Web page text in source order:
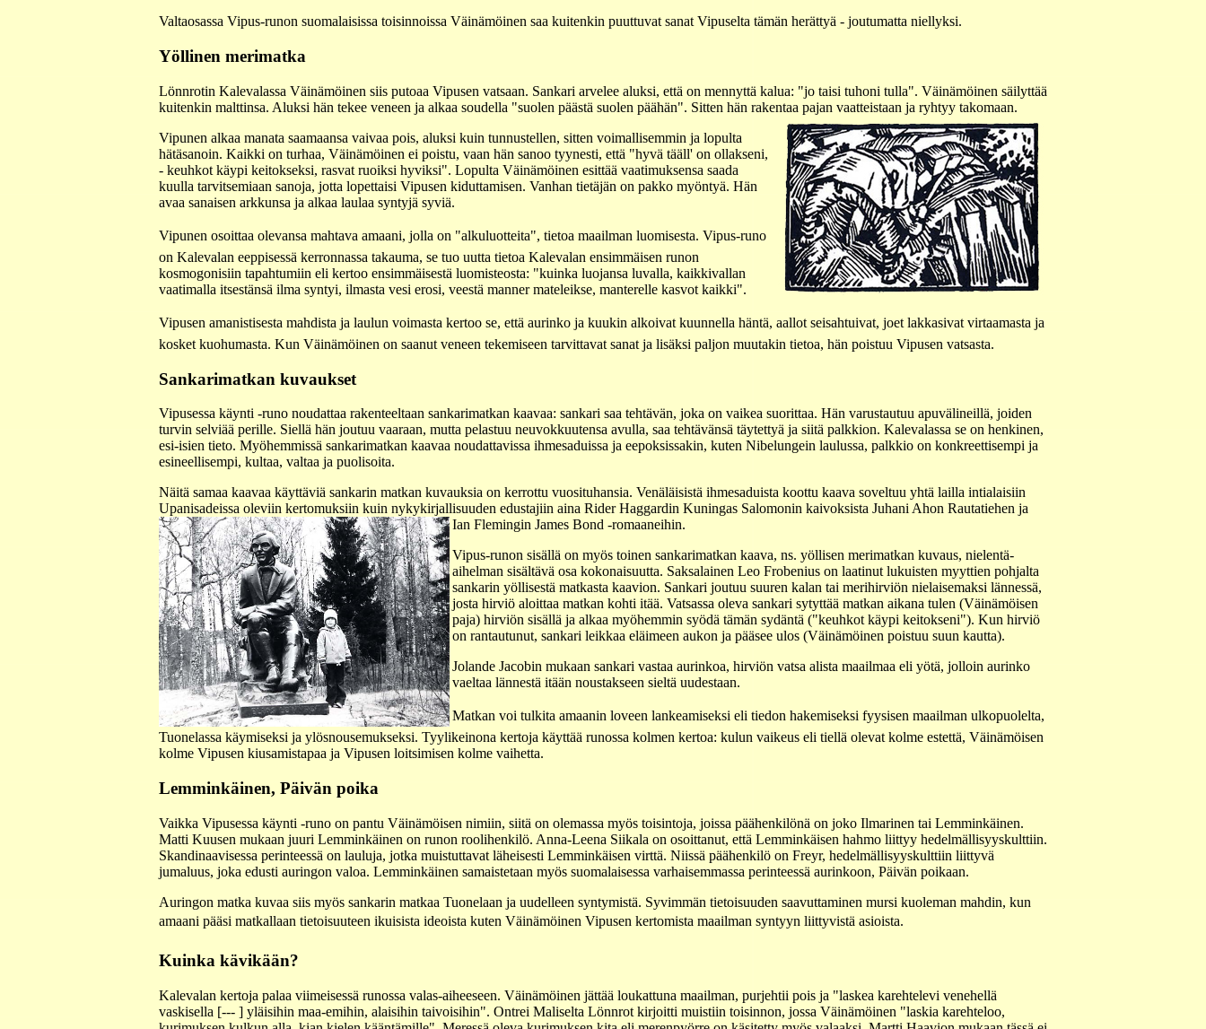
Valtaosassa Vipus-runon suomalaisissa toisinnoissa Väinämöinen saa kuitenkin puuttuvat sanat Vipuselta tämän herättyä - joutumatta niellyksi.
Yöllinen merimatka
Lönnrotin Kalevalassa Väinämöinen siis putoaa Vipusen vatsaan. Sankari arvelee aluksi, että on mennyttä kalua: "jo taisi tuhoni tulla". Väinämöinen säilyttää
kuitenkin malttinsa. Aluksi hän tekee veneen ja alkaa soudella "suolen päästä suolen päähän". Sitten hän rakentaa pajan vaatteistaan ja ryhtyy takomaan.
Vipunen alkaa manata saamaansa vaivaa pois, aluksi kuin tunnustellen, sitten voimallisemmin ja lopulta
hätäsanoin. Kaikki on turhaa, Väinämöinen ei poistu, vaan hän sanoo tyynesti, että "hyvä tääll' on ollakseni,
- keuhkot käypi keitokseksi, rasvat ruoiksi hyviksi". Lopulta Väinämöinen esittää vaatimuksensa saada
kuulla tarvitsemiaan sanoja, jotta lopettaisi Vipusen kiduttamisen. Vanhan tietäjän on pakko myöntyä. Hän
avaa sanaisen arkkunsa ja alkaa laulaa syntyjä syviä.
Vipunen osoittaa olevansa mahtava amaani, jolla on "alkuluotteita", tietoa maailman luomisesta. Vipus-runo
on Kalevalan eeppisessä kerronnassa takauma, se tuo uutta tietoa Kalevalan ensimmäisen runon
kosmogonisiin tapahtumiin eli kertoo ensimmäisestä luomisteosta: "kuinka luojansa luvalla, kaikkivallan
vaatimalla itsestänsä ilma syntyi, ilmasta vesi erosi, veestä manner mateleikse, manterelle kasvot kaikki".
Vipusen amanistisesta mahdista ja laulun voimasta kertoo se, että aurinko ja kuukin alkoivat kuunnella häntä, aallot seisahtuivat, joet lakkasivat virtaamasta ja
kosket kuohumasta. Kun Väinämöinen on saanut veneen tekemiseen tarvittavat sanat ja lisäksi paljon muutakin tietoa, hän poistuu Vipusen vatsasta.
Sankarimatkan kuvaukset
Vipusessa käynti -runo noudattaa rakenteeltaan sankarimatkan kaavaa: sankari saa tehtävän, joka on vaikea suorittaa. Hän varustautuu apuvälineillä, joiden
turvin selviää perille. Siellä hän joutuu vaaraan, mutta pelastuu neuvokkuutensa avulla, saa tehtävänsä täytettyä ja siitä palkkion. Kalevalassa se on henkinen,
esi-isien tieto. Myöhemmissä sankarimatkan kaavaa noudattavissa ihmesaduissa ja eepoksissakin, kuten Nibelungein laulussa, palkkio on konkreettisempi ja
esineellisempi, kultaa, valtaa ja puolisoita.
Näitä samaa kaavaa käyttäviä sankarin matkan kuvauksia on kerrottu vuosituhansia. Venäläisistä ihmesaduista koottu kaava soveltuu yhtä lailla intialaisiin
Upanisadeissa oleviin kertomuksiin kuin nykykirjallisuuden edustajiin aina Rider Haggardin Kuningas Salomonin kaivoksista Juhani Ahon Rautatiehen ja
Ian Flemingin James Bond -romaaneihin.
Vipus-runon sisällä on myös toinen sankarimatkan kaava, ns. yöllisen merimatkan kuvaus, nielentä-
aihelman sisältävä osa kokonaisuutta. Saksalainen Leo Frobenius on laatinut lukuisten myyttien pohjalta
sankarin yöllisestä matkasta kaavion. Sankari joutuu suuren kalan tai merihirviön nielaisemaksi lännessä,
josta hirviö aloittaa matkan kohti itää. Vatsassa oleva sankari sytyttää matkan aikana tulen (Väinämöisen
paja) hirviön sisällä ja alkaa myöhemmin syödä tämän sydäntä ("keuhkot käypi keitokseni"). Kun hirviö
on rantautunut, sankari leikkaa eläimeen aukon ja pääsee ulos (Väinämöinen poistuu suun kautta).
Jolande Jacobin mukaan sankari vastaa aurinkoa, hirviön vatsa alista maailmaa eli yötä, jolloin aurinko
vaeltaa lännestä itään noustakseen sieltä uudestaan.
Matkan voi tulkita amaanin loveen lankeamiseksi eli tiedon hakemiseksi fyysisen maailman ulkopuolelta,
Tuonelassa käymiseksi ja ylösnousemukseksi. Tyylikeinona kertoja käyttää runossa kolmen kertoa: kulun vaikeus eli tiellä olevat kolme estettä, Väinämöisen
kolme Vipusen kiusamistapaa ja Vipusen loitsimisen kolme vaihetta.
Lemminkäinen, Päivän poika
Vaikka Vipusessa käynti -runo on pantu Väinämöisen nimiin, siitä on olemassa myös toisintoja, joissa päähenkilönä on joko Ilmarinen tai Lemminkäinen.
Matti Kuusen mukaan juuri Lemminkäinen on runon roolihenkilö. Anna-Leena Siikala on osoittanut, että Lemminkäisen hahmo liittyy hedelmällisyyskulttiin.
Skandinaavisessa perinteessä on lauluja, jotka muistuttavat läheisesti Lemminkäisen virttä. Niissä päähenkilö on Freyr, hedelmällisyyskulttiin liittyvä
jumaluus, joka edusti auringon valoa. Lemminkäinen samaistetaan myös suomalaisessa varhaisemmassa perinteessä aurinkoon, Päivän poikaan.
Auringon matka kuvaa siis myös sankarin matkaa Tuonelaan ja uudelleen syntymistä. Syvimmän tietoisuuden saavuttaminen mursi kuoleman mahdin, kun
amaani pääsi matkallaan tietoisuuteen ikuisista ideoista kuten Väinämöinen Vipusen kertomista maailman syntyyn liittyvistä asioista.
Kuinka kävikään?
Kalevalan kertoja palaa viimeisessä runossa valas-aiheeseen. Väinämöinen jättää loukattuna maailman, purjehtii pois ja "laskea karehtelevi venehellä
vaskisella [--- ] yläisihin maa-emihin, alaisihin taivoisihin". Ontrei Maliselta Lönnrot kirjoitti muistiin toisinnon, jossa Väinämöinen "laskia karehteloo,